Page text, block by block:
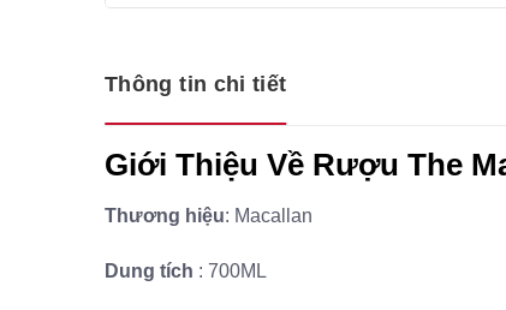
Thông tin chi tiết
Giới Thiệu Về Rượu The
Thương hiệu: Macallan
Dung tích : 700ML